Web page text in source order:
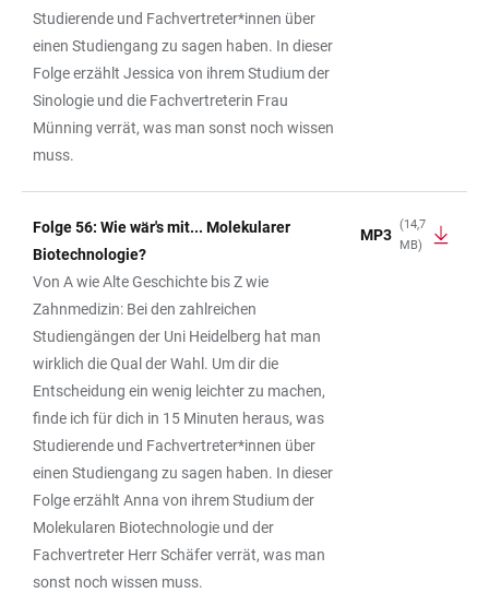
Studierende und Fachvertreter*innen über
einen Studiengang zu sagen haben. In dieser
Folge erzählt Jessica von ihrem Studium der
Sinologie und die Fachvertreterin Frau
Münning verrät, was man sonst noch wissen
muss.
Folge 56: Wie wär's mit... Molekularer
Biotechnologie?
Von A wie Alte Geschichte bis Z wie
Zahnmedizin: Bei den zahlreichen
Studiengängen der Uni Heidelberg hat man
wirklich die Qual der Wahl. Um dir die
Entscheidung ein wenig leichter zu machen,
finde ich für dich in 15 Minuten heraus, was
Studierende und Fachvertreter*innen über
einen Studiengang zu sagen haben. In dieser
Folge erzählt Anna von ihrem Studium der
Molekularen Biotechnologie und der
Fachvertreter Herr Schäfer verrät, was man
sonst noch wissen muss.
MP3
(14,7
MB)